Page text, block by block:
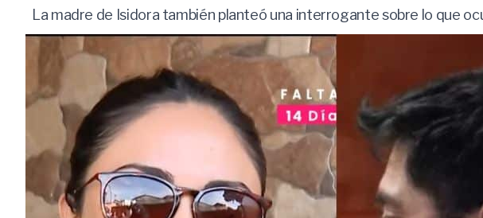
La madre de Isidora también planteó una interrogante sobre lo que